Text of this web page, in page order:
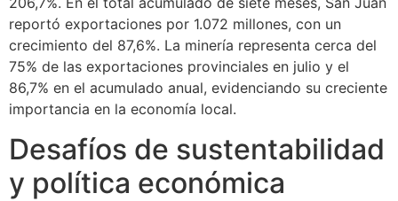
reportó exportaciones por 1.072 millones, con un
crecimiento del 87,6%. La minería representa cerca del
75% de las exportaciones provinciales en julio y el
86,7% en el acumulado anual, evidenciando su creciente
importancia en la economía local.
Desafíos de sustentabilidad
y política económica